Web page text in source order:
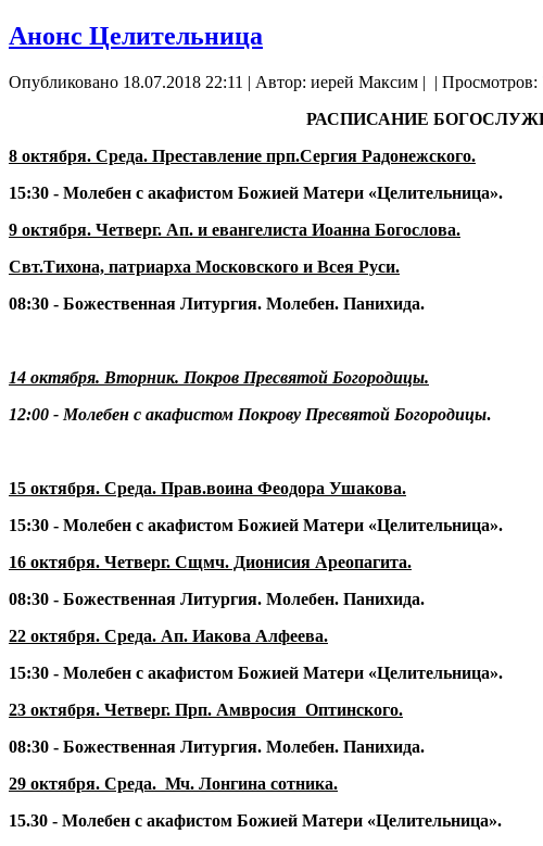
Анонс Целительница
Опубликовано 18.07.2018 22:11 | Автор: иерей Максим | | Просмотров:
РАСПИСАНИЕ
8 октября. Среда. Преставление прп.Сергия Радонежского.
15:30 - Молебен с акафистом Божией Матери «Целительница».
9 октября. Четверг. Ап. и евангелиста Иоанна Богослова.
Свт.Тихона, патриарха Московского и Всея Руси.
08:30 - Божественная Литургия. Молебен. Панихида.
14 октября. Вторник. Покров Пресвятой Богородицы.
12:00 - Молебен с акафистом Покрову Пресвятой Богородицы.
15 октября. Среда. Прав.воина Феодора Ушакова.
15:30 - Молебен с акафистом Божией Матери «Целительница».
16 октября. Четверг. Сщмч. Дионисия Ареопагита.
08:30 - Божественная Литургия. Молебен. Панихида.
22 октября. Среда. Ап. Иакова Алфеева.
15:30 - Молебен с акафистом Божией Матери «Целительница».
23 октября. Четверг. Прп. Амвросия Оптинского.
08:30 - Божественная Литургия. Молебен. Панихида.
29 октября. Среда. Мч. Лонгина сотника.
15.30 - Молебен с акафистом Божией Матери «Целительница».